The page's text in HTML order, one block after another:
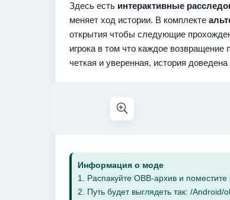
Здесь есть интерактивные
меняет ход истории. В комплекте
открытия чтобы следующие
игрока в том что каждое
четкая и уверенная, история доведена
Информация о моде
1. Распакуйте OBB-архив и
2. Путь будет выглядеть так: /